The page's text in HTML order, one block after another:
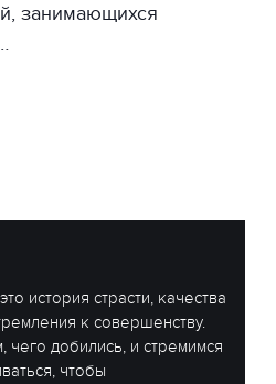
занимающихся
история страсти, качества
к совершенству.
чего добились, и стремимся
чтобы